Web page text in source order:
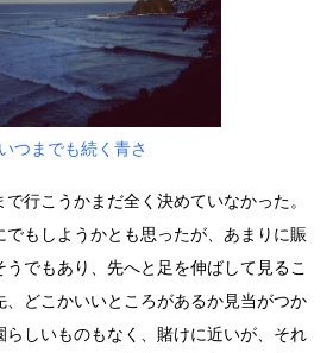
いつまでも続く青さ
行こうかまだ全く決めていなかった。
でもしようかとも思ったが、あまりに賑
でもあり、先へと足を伸ばして見るこ
、どこかいいところがあるか見当がつか
らしいものもなく、賭けに近いが、それ